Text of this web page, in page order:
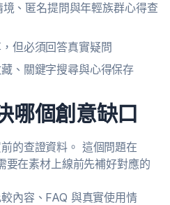
、匿名提問與年輕族群心得查
但必須回答真實疑問
、關鍵字搜尋與心得保存
哪個創意缺口
的查證資料。 這個問題在
要在素材上線前先補好對應的
內容、FAQ 與真實使用情